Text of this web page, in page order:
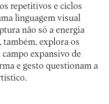
repetitivos e ciclos
linguagem visual
não só a energia
também, explora os
expansivo de
e gesto questionam a